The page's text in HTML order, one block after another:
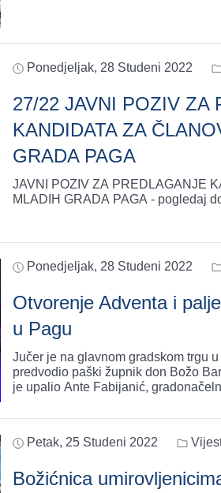
Ponedjeljak, 28 Studeni 2022
27/22 JAVNI POZIV ZA
KANDIDATA ZA
GRADA PAGA
JAVNI POZIV ZA PREDLAGANJE
MLADIH GRADA PAGA - pogledaj
Ponedjeljak, 28 Studeni 2022
Otvorenje Adventa i
u Pagu
Jučer je na glavnom gradskom trgu
predvodio paški župnik don Božo
je upalio Ante Fabijanić,
Petak, 25 Studeni 2022
Božićnica